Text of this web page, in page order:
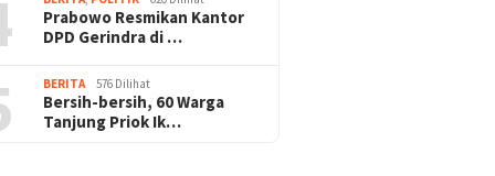
Prabowo Resmikan Kantor
DPD Gerindra di …
BERITA 576 Dilihat
Bersih-bersih, 60 Warga
Tanjung Priok Ik…